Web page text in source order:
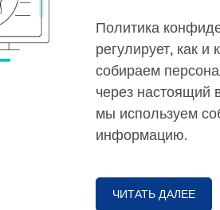
Политика
регулирует, как и
собираем
через настоящий
мы используем
информацию.
ЧИТАТЬ ДАЛЕЕ